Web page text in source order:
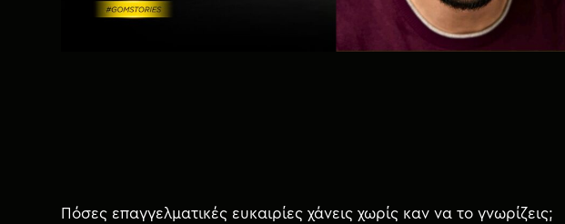
Πόσες επαγγελματικές ευκαιρίες χάνεις χωρίς καν να το γνωρίζεις;